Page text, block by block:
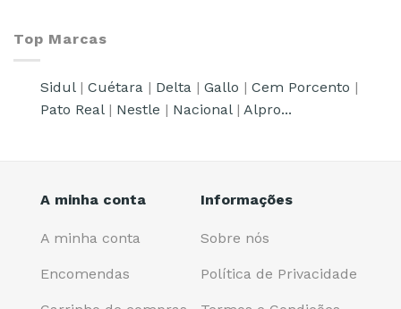
Top Marcas
Sidul| Cuétara | Delta | Gallo | Cem Porcento |
Pato Real| Nestle | Nacional| Alpro...
A minha conta
A minha conta
Encomendas
Informações
Sobre nós
Política de Privacidade